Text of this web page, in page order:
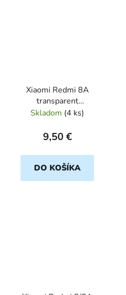
Xiaomi Redmi 8A
transparent
ANTISHOCK 0,5mm
Skladom (4 ks)
9,50 €
DO KOŠÍKA